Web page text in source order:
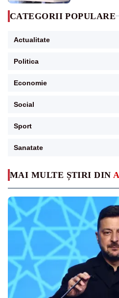
MAI MULTE ȘTIRI DIN
CATEGORII POPULARE
Actualitate
Politica
Economie
Social
Sport
Sanatate